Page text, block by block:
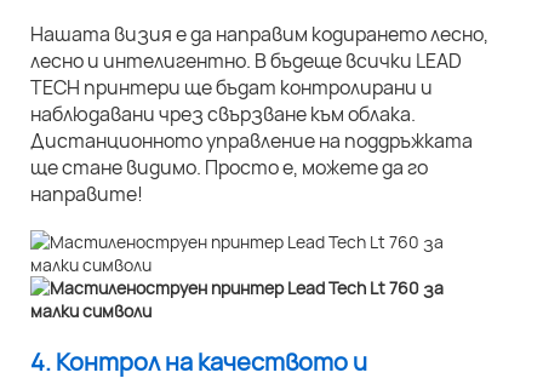
Нашата визия е да направим кодирането лесно,
лесно и интелигентно. В бъдеще всички LEAD
TECH принтери ще бъдат контролирани и
наблюдавани чрез свързване към облака.
Дистанционното управление на поддръжката
ще стане видимо. Просто е, можете да го
направите!
4. Контрол на качеството и